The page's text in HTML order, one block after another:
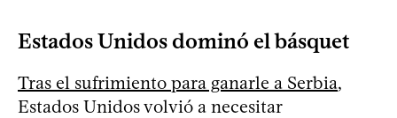
Estados Unidos dominó el básquet
Tras el sufrimiento para ganarle a Serbia,
Estados Unidos volvió a necesitar